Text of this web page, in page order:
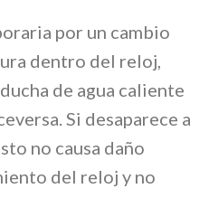
por un cambio
dentro del reloj,
de agua caliente
Si desaparece a
no causa daño
del reloj y no